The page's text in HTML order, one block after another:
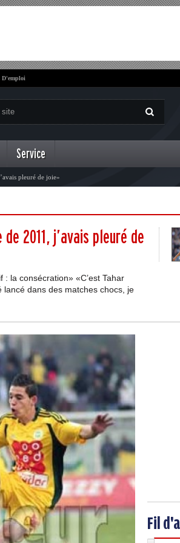
D'emploi
Service
pleuré de joie»
2011, j’avais pleuré de
la consécration» «C’est Tahar
lancé dans des matches chocs, je
Fil